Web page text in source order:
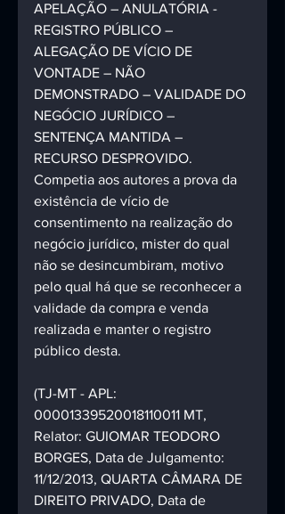
APELAÇÃO – ANULATÓRIA -
REGISTRO PÚBLICO –
ALEGAÇÃO DE VÍCIO DE
VONTADE – NÃO
DEMONSTRADO – VALIDADE DO
NEGÓCIO JURÍDICO –
SENTENÇA MANTIDA –
RECURSO DESPROVIDO.
Competia aos autores a prova da
existência de vício de
consentimento na realização do
negócio jurídico, mister do qual
não se desincumbiram, motivo
pelo qual há que se reconhecer a
validade da compra e venda
realizada e manter o registro
público desta.
(TJ-MT - APL:
00001339520018110011 MT,
Relator: GUIOMAR TEODORO
BORGES, Data de Julgamento:
11/12/2013, QUARTA CÂMARA DE
DIREITO PRIVADO, Data de